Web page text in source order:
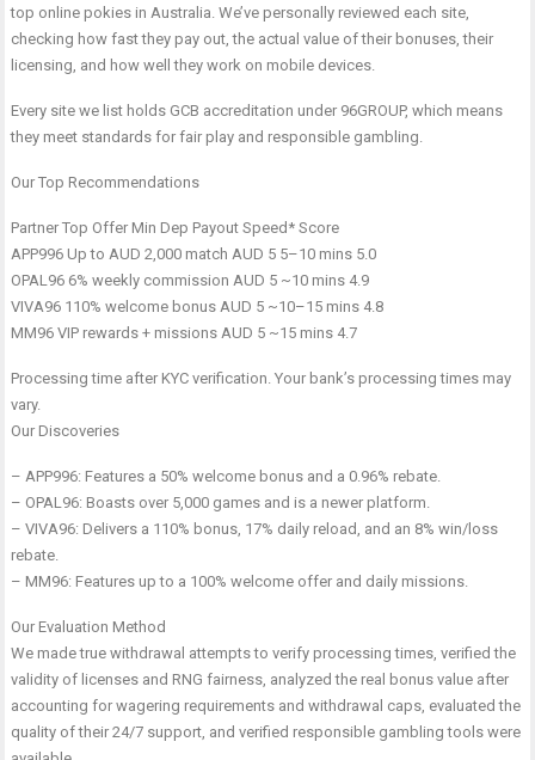
top online pokies in Australia. We’ve personally reviewed each site,
checking how fast they pay out, the actual value of their bonuses, their
licensing, and how well they work on mobile devices.
Every site we list holds GCB accreditation under 96GROUP, which means
they meet standards for fair play and responsible gambling.
Our Top Recommendations
Partner Top Offer Min Dep Payout Speed* Score
APP996 Up to AUD 2,000 match AUD 5 5–10 mins 5.0
OPAL96 6% weekly commission AUD 5 ~10 mins 4.9
VIVA96 110% welcome bonus AUD 5 ~10–15 mins 4.8
MM96 VIP rewards + missions AUD 5 ~15 mins 4.7
Processing time after KYC verification. Your bank’s processing times may
vary.
Our Discoveries
– APP996: Features a 50% welcome bonus and a 0.96% rebate.
– OPAL96: Boasts over 5,000 games and is a newer platform.
– VIVA96: Delivers a 110% bonus, 17% daily reload, and an 8% win/loss
rebate.
– MM96: Features up to a 100% welcome offer and daily missions.
Our Evaluation Method
We made true withdrawal attempts to verify processing times, verified the
validity of licenses and RNG fairness, analyzed the real bonus value after
accounting for wagering requirements and withdrawal caps, evaluated the
quality of their 24/7 support, and verified responsible gambling tools were